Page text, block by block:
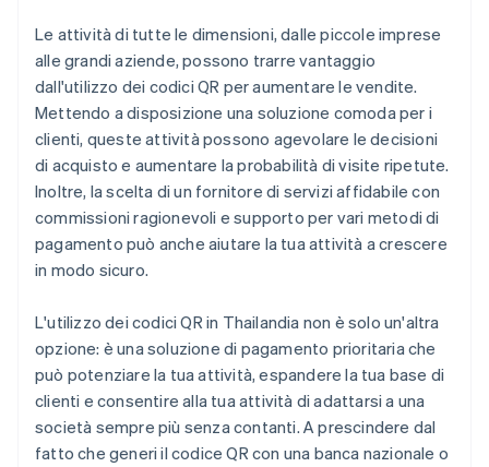
Le attività di tutte le dimensioni, dalle piccole imprese
alle grandi aziende, possono trarre vantaggio
dall'utilizzo dei codici QR per aumentare le vendite.
Mettendo a disposizione una soluzione comoda per i
clienti, queste attività possono agevolare le decisioni
di acquisto e aumentare la probabilità di visite ripetute.
Inoltre, la scelta di un fornitore di servizi affidabile con
commissioni ragionevoli e supporto per vari metodi di
pagamento può anche aiutare la tua attività a crescere
in modo sicuro.
L'utilizzo dei codici QR in Thailandia non è solo un'altra
opzione: è una soluzione di pagamento prioritaria che
può potenziare la tua attività, espandere la tua base di
clienti e consentire alla tua attività di adattarsi a una
società sempre più senza contanti. A prescindere dal
fatto che generi il codice QR con una banca nazionale o